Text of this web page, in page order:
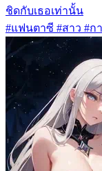
ชิดกับเธอเท่านั้น
#แฟนตาซี #สาว #ก